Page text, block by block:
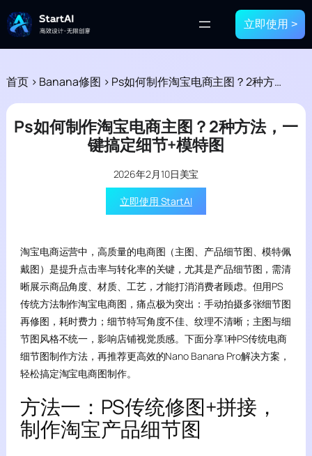
立即使用 >
首页 > Banana修图 > Ps如何制作淘宝电商主图？2种方法，一键搞定细节+模特图
Ps如何制作淘宝电商主图？2种方法，一
键搞定细节+模特图
2026年2月10日美宝
立即使用 StartAI
淘宝电商运营中，高质量的电商图（主图、产品细节图、模特佩
戴图）是提升点击率与转化率的关键，尤其是产品细节图，需清
晰展示商品角度、材质、工艺，才能打消消费者顾虑。但用PS
传统方法制作淘宝电商图，痛点极为突出：手动拍摄多张细节图
再修图，耗时费力；细节特写角度不佳、纹理不清晰；主图与细
节图风格不统一，影响店铺视觉质感。下面分享1种PS传统电商
细节图制作方法，再推荐更高效的Nano Banana Pro解决方案，
轻松搞定淘宝电商图制作。
方法一：PS传统修图+拼接，
制作淘宝产品细节图